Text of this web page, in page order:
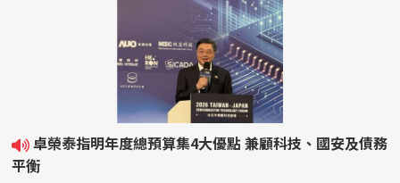
卓榮泰指明年度總預算集4大優點 兼顧科技、國安及債務
平衡